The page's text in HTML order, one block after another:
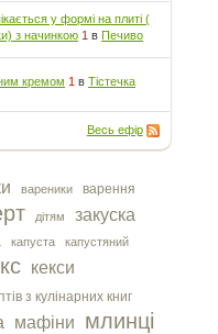
у формі на плиті (
з начинкою 1 вПечиво
кремом 1 вТістечка
Весь ефір
вареники варення
дітям
закуска
капуста капустяний
кекси
з кулінарних книг
мафіни млинці